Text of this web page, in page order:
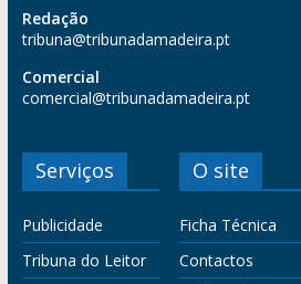
Redação
tribuna@tribunadamadeira.pt
Comercial
comercial@tribunadamadeira.pt
Serviços
Publicidade
Tribuna do Leitor
O site
Ficha Técnica
Contactos